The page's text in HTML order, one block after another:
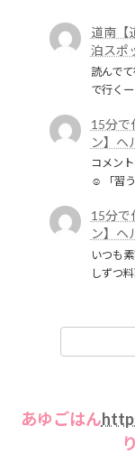
道南【
泊スポ
読んで
で行くー
15分で
ン】ヘ
コメン
☺️ 「習
15分で
ン】ヘ
いつも
しずつ
あゆごはん